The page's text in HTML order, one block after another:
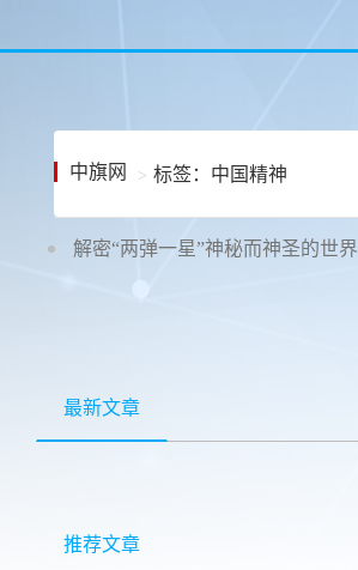
中旗网 标签：中国精神
解密“两弹一星”神秘而神圣的世界
最新文章
推荐文章